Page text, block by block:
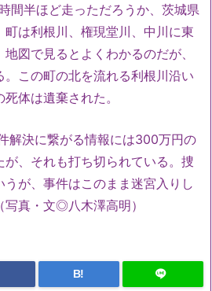
間半ほど走っただろうか、茨城県
は利根川、権現堂川、中川に東
図で見るとよくわかるのだが、
この町の北を流れる利根川沿い
体は遺棄された。
解決に繋がる情報には300万円の
、それも打ち切られている。捜
が、事件はこのまま迷宮入りし
真・文◎八木澤高明）
B!